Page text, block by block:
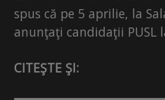
spus că pe 5 aprilie, la
anunţaţi candidaţii PUSL
CITEŞTE ŞI: